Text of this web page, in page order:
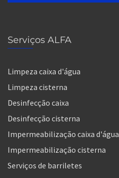
Serviços ALFA
Limpeza caixa d'água
Limpeza cisterna
Desinfecção caixa
Desinfecção cisterna
Impermeabilização caixa d'água
Impermeabilização cisterna
Serviços de barriletes